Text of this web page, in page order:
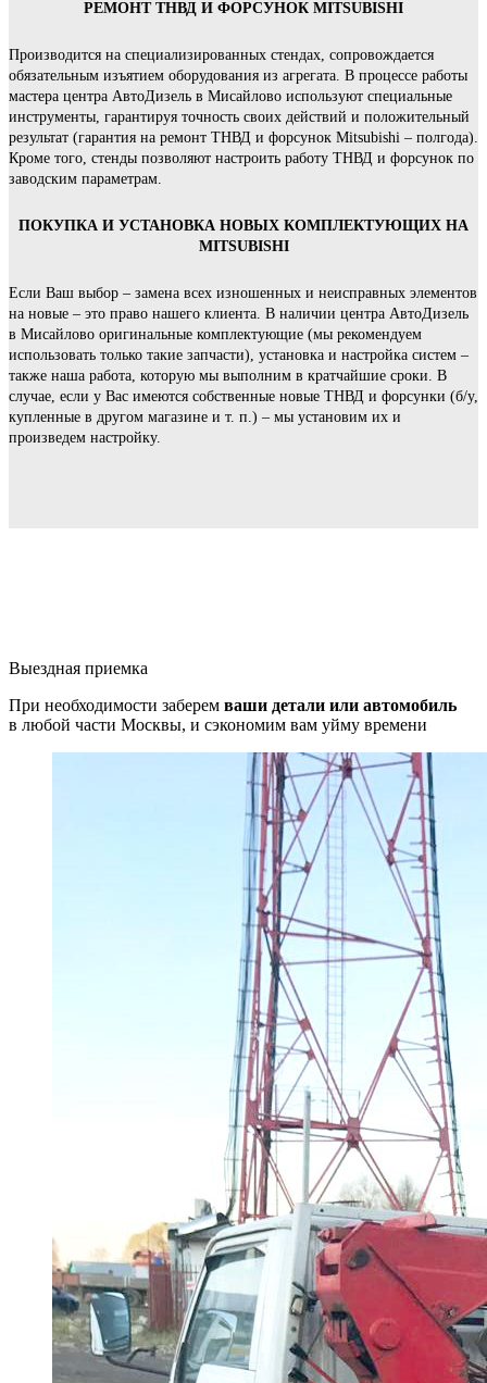
РЕМОНТ ТНВД И ФОРСУНОК MITSUBISHI
Производится на специализированных стендах, сопровождается
обязательным изъятием оборудования из агрегата. В процессе работы
мастера центра АвтоДизель в Мисайлово используют специальные
инструменты, гарантируя точность своих действий и положительный
результат (гарантия на ремонт ТНВД и форсунок Mitsubishi – полгода).
Кроме того, стенды позволяют настроить работу ТНВД и форсунок по
заводским параметрам.
ПОКУПКА И УСТАНОВКА НОВЫХ КОМПЛЕКТУЮЩИХ НА
MITSUBISHI
Если Ваш выбор – замена всех изношенных и неисправных элементов
на новые – это право нашего клиента. В наличии центра АвтоДизель
в Мисайлово оригинальные комплектующие (мы рекомендуем
использовать только такие запчасти), установка и настройка систем –
также наша работа, которую мы выполним в кратчайшие сроки. В
случае, если у Вас имеются собственные новые ТНВД и форсунки (б/у,
купленные в другом магазине и т. п.) – мы установим их и
произведем настройку.
Выездная приемка
При необходимости заберем ваши детали или автомобиль
в любой части Москвы, и сэкономим вам уйму времени